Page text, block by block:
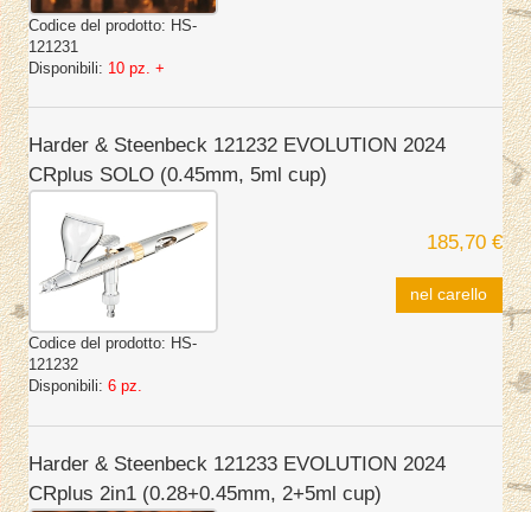
Codice del prodotto: HS-
121231
Disponibili: 10 pz. +
Harder & Steenbeck 121232 EVOLUTION 2024
CRplus SOLO (0.45mm, 5ml cup)
Codice del prodotto: HS-
121232
Disponibili: 6 pz.
185,70 €
nel carello
Harder & Steenbeck 121233 EVOLUTION 2024
CRplus 2in1 (0.28+0.45mm, 2+5ml cup)